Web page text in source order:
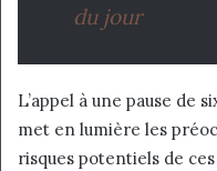
du jour
L’appel à une pause de
met en lumière les
risques potentiels de